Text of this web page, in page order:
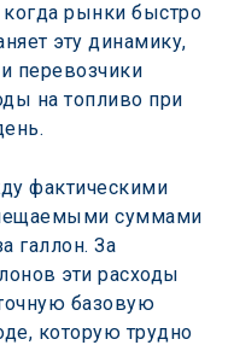
рынки быстро
эту динамику,
перевозчики
на топливо при
фактическими
суммами
галлон. За
эти расходы
базовую
которую трудно